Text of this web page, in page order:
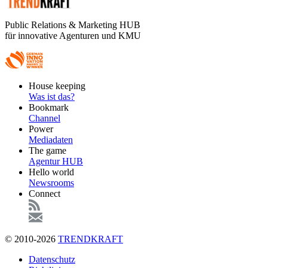
Public Relations & Marketing HUB
für innovative Agenturen und KMU
FooterHouse keeping
Was ist das?
Bookmark
Channel
Power
Mediadaten
The game
Agentur HUB
Hello world
Newsrooms
Connect
© 2010-2026 TRENDKRAFT
FußzeileDatenschutz